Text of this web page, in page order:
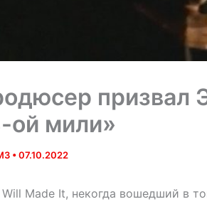
призвал
ой мили»
•07.10.2022
Will Made It, некогда вошедший в